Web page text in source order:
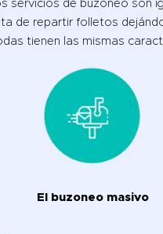
servicios de buzoneo son
de repartir folletos
tienen las mismas
El buzoneo masivo